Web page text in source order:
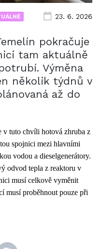
23. 6. 2026
pokračuje
tam aktuálně
Výměna
několik týdnů v
až do
v tuto chvíli hotová zhruba z
spojnici mezi hlavními
vodou a dieselgenerátory.
odvod tepla z reaktoru v
musí celkově vyměnit
musí proběhnout pouze při